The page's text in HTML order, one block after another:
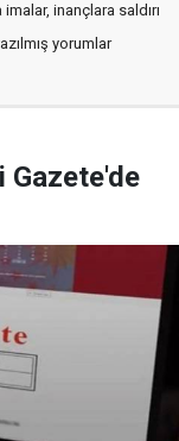
inançlara saldırı
yorumlar
Gazete'de